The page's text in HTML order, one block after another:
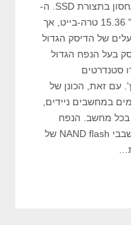
לא פחות מ-16 טרה-בייט של נפח אחסון בתצורת SSD. ה-
PM1633a מכיל מבחינה טכנית "רק" 15.36 טרה-בייט, אך
של הדיסק הגדול
בעל הנפח הגדול
סטנדרטים
כוננים מסוג 2.5 אינץ'. עם זאת, הכונן של
2 מכוננים דומים במחשבים ניידים,
בכל מחשב. הנפח
העצום בנוי הודות ל-48 שכבות של שבבי NAND flash של